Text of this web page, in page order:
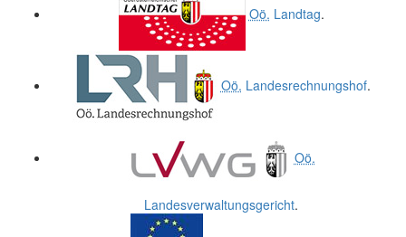
Oö. Landtag.
Oö. Landesrechnungshof.
Oö.
Landesverwaltungsgericht.